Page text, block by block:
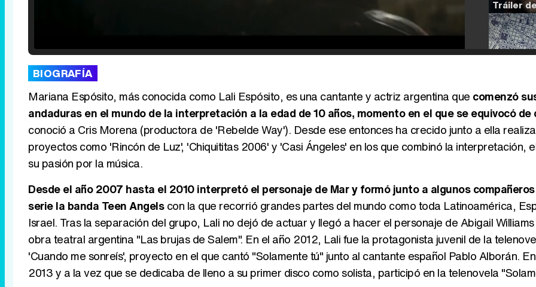
BIOGRAFÍA
Mariana Espósito, más conocida como Lali Espósito, es una cantante y actriz argentina que comenzó
andaduras en el mundo de la interpretación a la edad de 10 años, momento en el que se equivocó de
conoció a Cris Morena (productora de 'Rebelde Way'). Desde ese entonces ha crecido junto a ella
proyectos como 'Rincón de Luz', 'Chiquititas 2006' y 'Casi Ángeles' en los que combinó la interpretación,
su pasión por la música.
Desde el año 2007 hasta el 2010 interpretó el personaje de Mar y formó junto a algunos
serie la banda Teen Angelscon la que recorrió grandes partes del mundo como toda Latinoamérica,
Israel. Tras la separación del grupo, Lali no dejó de actuar y llegó a hacer el personaje de Abigail
obra teatral argentina "Las brujas de Salem". En el año 2012, Lali fue la protagonista juvenil de la
'Cuando me sonreís', proyecto en el que cantó "Solamente tú" junto al cantante español Pablo Alborán.
2013 y a la vez que se dedicaba de lleno a su primer disco como solista, participó en la telenovela